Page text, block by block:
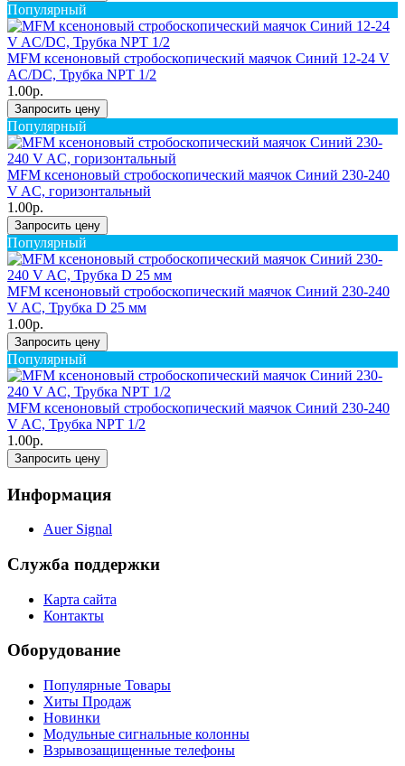
Популярный
MFM ксеноновый стробоскопический маячок Синий 12-24 V
AC/DC, Трубка NPT 1/2
1.00р.
Запросить цену
Популярный
MFM ксеноновый стробоскопический маячок Синий 230-240
V AC, горизонтальный
1.00р.
Запросить цену
Популярный
MFM ксеноновый стробоскопический маячок Синий 230-240
V AC, Трубка D 25 мм
1.00р.
Запросить цену
Популярный
MFM ксеноновый стробоскопический маячок Синий 230-240
V AC, Трубка NPT 1/2
1.00р.
Запросить цену
Информация
Auer Signal
Служба поддержки
Карта сайта
Контакты
Оборудование
Популярные Товары
Хиты Продаж
Новинки
Модульные сигнальные колонны
Взрывозащищенные телефоны